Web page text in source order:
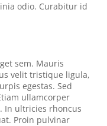
odio. Curabitur id
sem. Mauris
velit tristique ligula,
egestas. Sed
ullamcorper
In ultricies rhoncus
Proin pulvinar